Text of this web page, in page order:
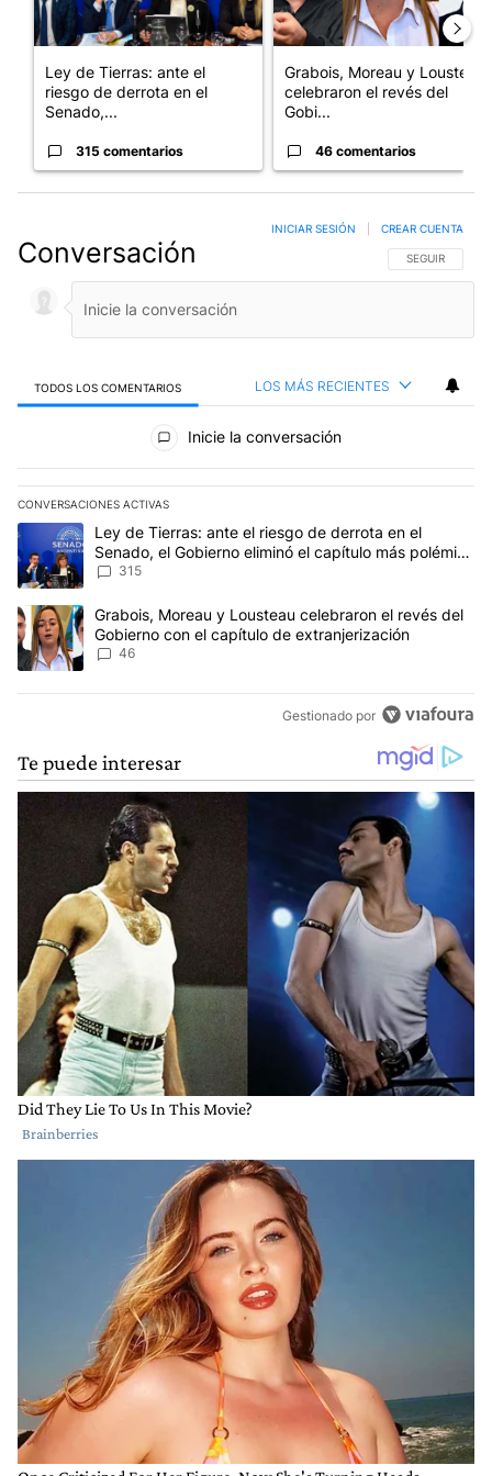
Ley de Tierras: ante el
riesgo de derrota en el
Senado,...
315 comentarios
Grabois, Moreau y Lousteau
celebraron el revés del
Gobi...
46 comentarios
Conversación SIGA ESTA
SEGUIR
INICIAR SESIÓN CREAR CUENTA
TODOS LOS COMENTARIOS LOS MÁS RECIENTES
Todos los comentarios
Inicie la conversación
CONVERSACIONES ACTIVAS
Este listado muestra los artículos con más comentarios en los
Un artículo de tendencia con el título "Ley de Tierras: ante el
Ley de Tierras: ante el riesgo de derrota en el
Senado, el Gobierno eliminó el capítulo más polémico
del proyecto
315
Un artículo de tendencia con el título "Grabois, Moreau y
Grabois, Moreau y Lousteau celebraron el revés del
Gobierno con el capítulo de extranjerización
46
Gestionado por